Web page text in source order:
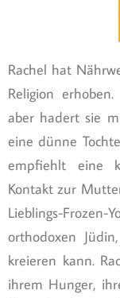
Rachel hat
Religion
aber hadert sie
eine dünne
empfiehlt eine
Kontakt zur
Lieblings-
orthodoxen
kreieren kann.
ihrem Hunger,